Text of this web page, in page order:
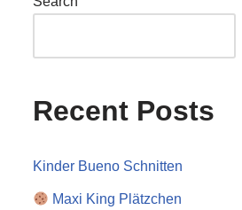
Recent Posts
Kinder Bueno Schnitten
Maxi King Plätzchen